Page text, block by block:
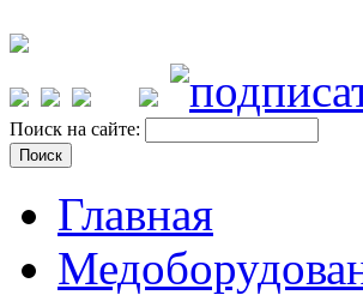
Поиск на сайте:
Главная